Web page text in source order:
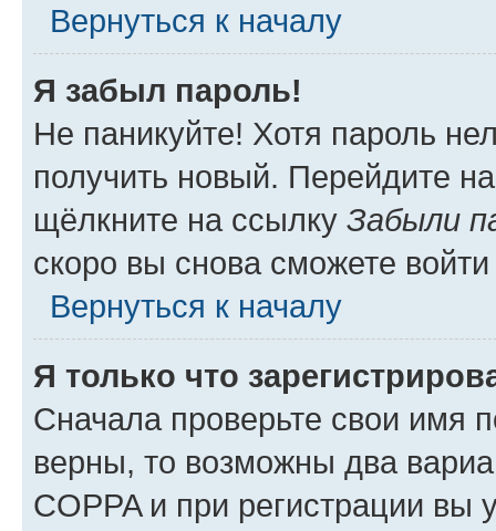
Вернуться к началу
Я забыл пароль!
Не паникуйте! Хотя пароль
получить новый. Перейдите
щёлкните на ссылку Забыли
скоро вы снова сможете
Вернуться к началу
Я только что
Сначала проверьте свои имя
верны, то возможны два
COPPA и при регистрации вы